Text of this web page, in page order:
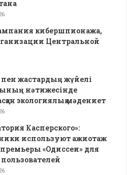
кибершпионажа,
Центральной
жастардың жүйелі
нәтижесінде
экологиялық мәдениет
Касперского»:
используют ажиотаж
«Одиссеи» для